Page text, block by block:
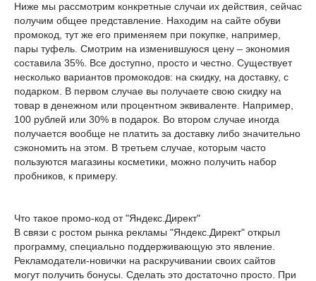
Ниже мы рассмотрим конкретные случаи их действия, сейчас
получим общее представление. Находим на сайте обуви
промокод, тут же его применяем при покупке, например,
пары туфель. Смотрим на изменившуюся цену – экономия
составила 35%. Все доступно, просто и честно. Существует
несколько вариантов промокодов: на скидку, на доставку, с
подарком. В первом случае вы получаете свою скидку на
товар в денежном или процентном эквиваленте. Например,
100 рублей или 30% в подарок. Во втором случае иногда
получается вообще не платить за доставку либо значительно
сэкономить на этом. В третьем случае, которым часто
пользуются магазины косметики, можно получить набор
пробников, к примеру.
Что такое промо-код от "Яндекс.Директ"
В связи с ростом рынка рекламы "Яндекс.Директ" открыл
программу, специально поддерживающую это явление.
Рекламодатели-новички на раскручивании своих сайтов
могут получить бонусы. Сделать это достаточно просто. При